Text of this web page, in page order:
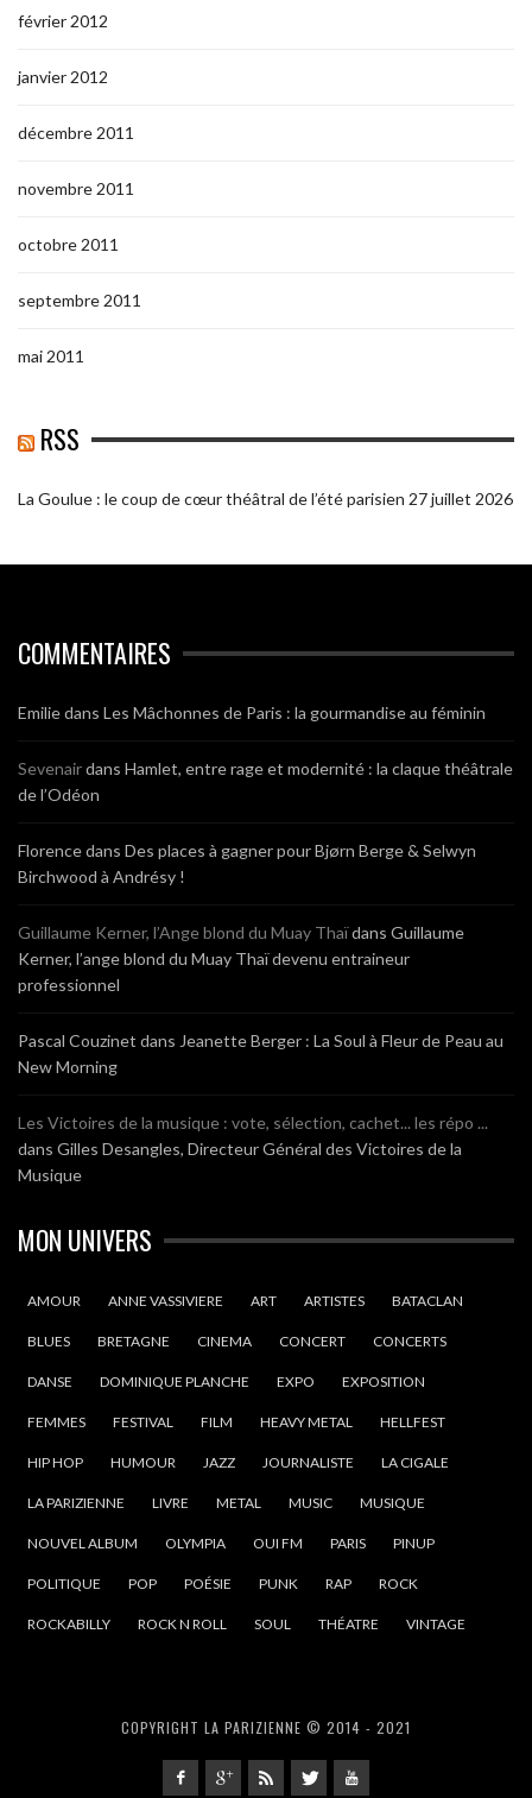
février 2012
janvier 2012
décembre 2011
novembre 2011
octobre 2011
septembre 2011
mai 2011
RSS
La Goulue : le coup de cœur théâtral de l’été parisien 27 juillet 2026
COMMENTAIRES
Emiliedans Les Mâchonnes de Paris : la gourmandise au féminin
Sevenairdans Hamlet, entre rage et modernité : la claque théâtrale
de l’Odéon
Florencedans Des places à gagner pour Bjørn Berge & Selwyn
Birchwood à Andrésy !
Guillaume Kerner, l’Ange blond du Muay Thaïdans Guillaume
Kerner, l’ange blond du Muay Thaï devenu entraineur
professionnel
Pascal Couzinet dans Jeanette Berger : La Soul à Fleur de Peau au
New Morning
Les Victoires de la musique : vote, sélection, cachet... les répo ...
dans Gilles Desangles, Directeur Général des Victoires de la
Musique
MON UNIVERS
AMOUR ANNE VASSIVIERE ART ARTISTES BATACLAN
BLUES BRETAGNE CINEMA CONCERT CONCERTS
DANSE DOMINIQUE PLANCHE EXPO EXPOSITION
FEMMES FESTIVAL FILM HEAVY METAL HELLFEST
HIP HOP HUMOUR JAZZ JOURNALISTE LA CIGALE
LA PARIZIENNE LIVRE METAL MUSIC MUSIQUE
NOUVEL ALBUM OLYMPIA OUI FM PARIS PINUP
POLITIQUE POP POÉSIE PUNK RAP ROCK
ROCKABILLY ROCK N ROLL SOUL THÉATRE VINTAGE
COPYRIGHT LA PARIZIENNE © 2014 - 2021